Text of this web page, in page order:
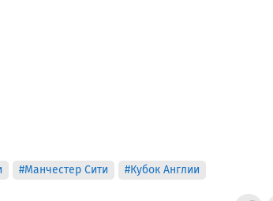
#Манчестер Сити #Кубок Англии